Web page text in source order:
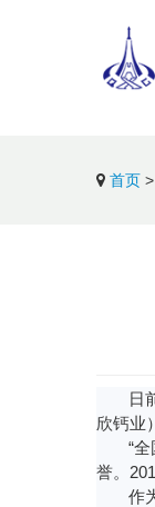
首页 >
日
欣钙业
“全
誉。
作